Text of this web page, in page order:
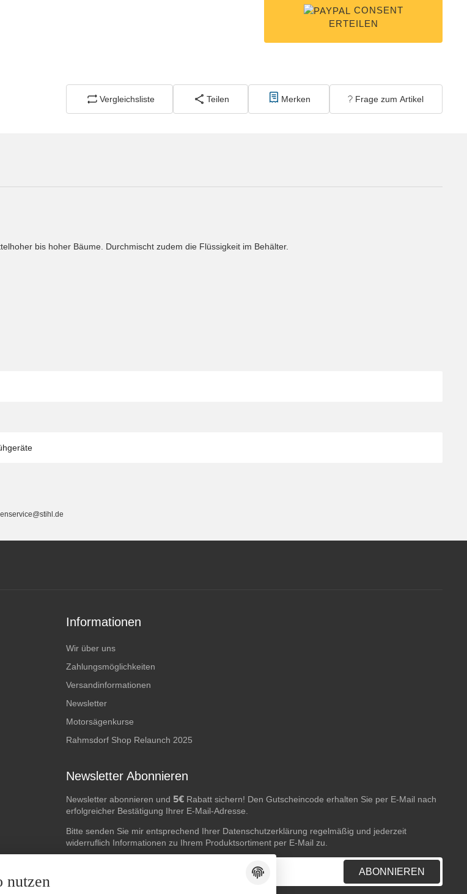
CONSENT
ERTEILEN
Vergleichsliste Teilen Merken Frage zum Artikel
bis hoher Bäume. Durchmischt zudem die Flüssigkeit im Behälter.
Informationen
Wir über uns
Zahlungsmöglichkeiten
Versandinformationen
Newsletter
Motorsägenkurse
Rahmsdorf Shop Relaunch 2025
Newsletter Abonnieren
Newsletter abonnieren und 5€ Rabatt sichern! Den Gutscheincode erhalten Sie per E-Mail nach
erfolgreicher Bestätigung Ihrer E-Mail-Adresse.
Bitte senden Sie mir entsprechend Ihrer Datenschutzerklärung regelmäßig und jederzeit
widerruflich Informationen zu Ihrem Produktsortiment per E-Mail zu.
ABONNIEREN
nutzen